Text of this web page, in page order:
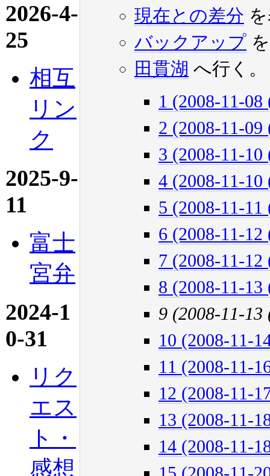
2026-4-
25
相互
リン
ク
2025-9-
11
富士
宮弁
2024-1
0-31
リク
エス
ト・
感想
現在との差分
バックアップ
田貫湖 へ行く。
1 (2008-11-
2 (2008-11-
3 (2008-11-
4 (2008-11-10
5 (2008-11-
6 (2008-11-
7 (2008-11-
8 (2008-11-
9 (2008-11-
10 (2008-11-
11 (2008-11-
12 (2008-11-
13 (2008-11-
14 (2008-11-